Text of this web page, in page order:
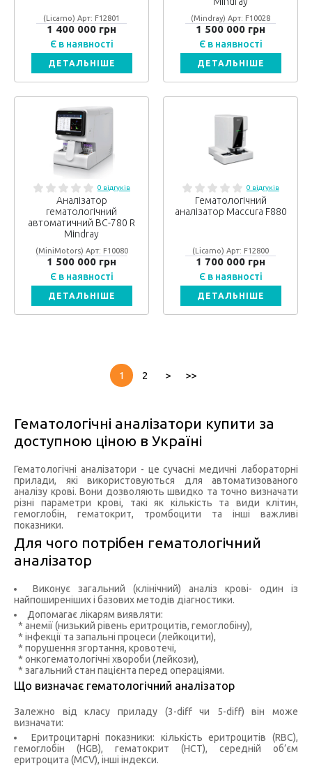
(Licarno) Арт: F12801
1 400 000 грн
Є в наявності
ДЕТАЛЬНІШЕ
(Mindray) Арт: F10028
1 500 000 грн
Є в наявності
ДЕТАЛЬНІШЕ
0 відгуків
Аналізатор
гематологічний
автоматичний ВС-780 R
Mindray
(MiniMotors) Арт: F10080
1 500 000 грн
Є в наявності
ДЕТАЛЬНІШЕ
0 відгуків
Гематологічний
аналізатор Maccura F880
(Licarno) Арт: F12800
1 700 000 грн
Є в наявності
ДЕТАЛЬНІШЕ
1 2 > >>
Гематологічні аналізатори купити за
доступною ціною в Україні
Гематологічні аналізатори - це сучасні медичні лабораторні
прилади, які використовуються для автоматизованого
аналізу крові. Вони дозволяють швидко та точно визначати
різні параметри крові, такі як кількість та види клітин,
гемоглобін, гематокрит, тромбоцити та інші важливі
показники.
Для чого потрібен гематологічний
аналізатор
Виконує загальний (клінічний) аналіз крові- один із
найпоширеніших і базових методів діагностики.
Допомагає лікарям виявляти:
* анемії (низький рівень еритроцитів, гемоглобіну),
* інфекції та запальні процеси (лейкоцити),
* порушення згортання, кровотечі,
* онкогематологічні хвороби (лейкози),
* загальний стан пацієнта перед операціями.
Що визначає гематологічний аналізатор
Залежно від класу приладу (3-diff чи 5-diff) він може
визначати:
Еритроцитарні показники: кількість еритроцитів (RBC),
гемоглобін (HGB), гематокрит (HCT), середній об’єм
еритроцита (MCV), інші індекси.